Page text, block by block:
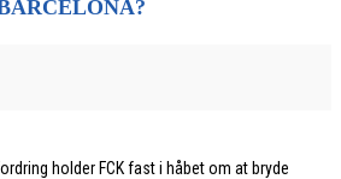
holder FCK fast i håbet om at bryde